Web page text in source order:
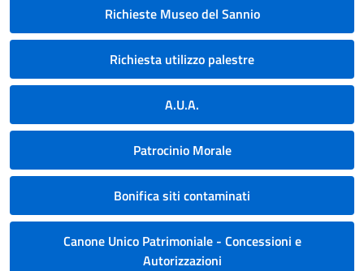
Richieste Museo del Sannio
Richiesta utilizzo palestre
A.U.A.
Patrocinio Morale
Bonifica siti contaminati
Canone Unico Patrimoniale - Concessioni e
Autorizzazioni